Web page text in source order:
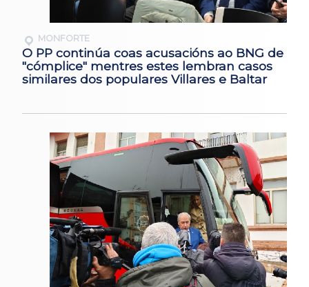
MONFORTE
O PP continúa coas acusacións ao BNG de
"cómplice" mentres estes lembran casos
similares dos populares Villares e Baltar